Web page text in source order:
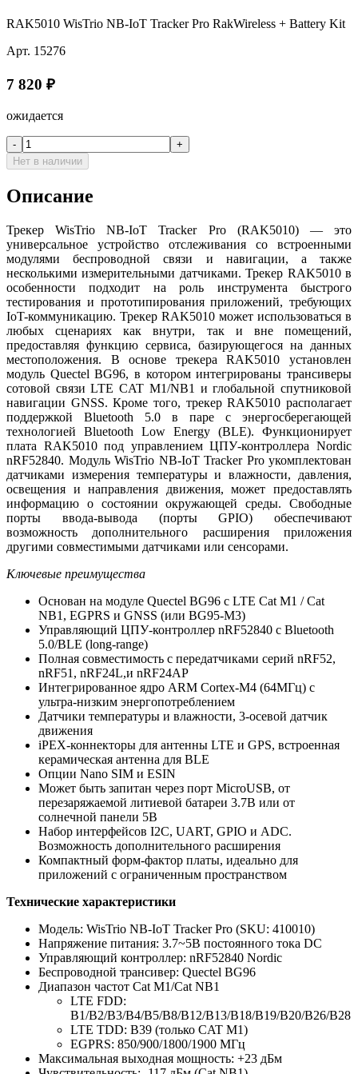
RAK5010 WisTrio NB-IoT Tracker Pro RakWireless + Battery Kit
Арт. 15276
7 820 ₽
ожидается
-
+
Нет в наличии
Описание
Трекер WisTrio NB-IoT Tracker Pro (RAK5010) — это
универсальное устройство отслеживания со встроенными
модулями беспроводной связи и навигации, а также
несколькими измерительными датчиками. Трекер RAK5010 в
особенности подходит на роль инструмента быстрого
тестирования и прототипирования приложений, требующих
IoT-коммуникацию. Трекер RAK5010 может использоваться в
любых сценариях как внутри, так и вне помещений,
предоставляя функцию сервиса, базирующегося на данных
местоположения. В основе трекера RAK5010 установлен
модуль Quectel BG96, в котором интегрированы трансиверы
сотовой связи LTE CAT M1/NB1 и глобальной спутниковой
навигации GNSS. Кроме того, трекер RAK5010 располагает
поддержкой Bluetooth 5.0 в паре с энергосберегающей
технологией Bluetooth Low Energy (BLE). Функционирует
плата RAK5010 под управлением ЦПУ-контроллера Nordic
nRF52840. Модуль WisTrio NB-IoT Tracker Pro укомплектован
датчиками измерения температуры и влажности, давления,
освещения и направления движения, может предоставлять
информацию о состоянии окружающей среды. Свободные
порты ввода-вывода (порты GPIO) обеспечивают
возможность дополнительного расширения приложения
другими совместимыми датчиками или сенсорами.
Ключевые преимущества
Основан на модуле Quectel BG96 с LTE Cat M1 / Cat
NB1, EGPRS и GNSS (или BG95-M3)
Управляющий ЦПУ-контроллер nRF52840 с Bluetooth
5.0/BLE (long-range)
Полная совместимость с передатчиками серий nRF52,
nRF51, nRF24L,и nRF24AP
Интегрированное ядро ARM Cortex-M4 (64МГц) с
ультра-низким энергопотреблением
Датчики температуры и влажности, 3-осевой датчик
движения
iPEX-коннекторы для антенны LTE и GPS, встроенная
керамическая антенна для BLE
Опции Nano SIM и ESIN
Может быть запитан через порт MicroUSB, от
перезаряжаемой литиевой батареи 3.7В или от
солнечной панели 5В
Набор интерфейсов I2C, UART, GPIO и ADC.
Возможность дополнительного расширения
Компактный форм-фактор платы, идеально для
приложений с ограниченным пространством
Технические характеристики
Модель: WisTrio NB-IoT Tracker Pro (SKU: 410010)
Напряжение питания: 3.7~5В постоянного тока DC
Управляющий контроллер: nRF52840 Nordic
Беспроводной трансивер: Quectel BG96
Диапазон частот Cat M1/Cat NB1
LTE FDD:
B1/B2/B3/B4/B5/B8/B12/B13/B18/B19/B20/B26/B28
LTE TDD: B39 (только CAT M1)
EGPRS: 850/900/1800/1900 МГц
Максимальная выходная мощность: +23 дБм